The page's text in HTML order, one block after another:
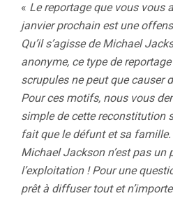
« Le reportage que vous vous
janvier prochain est une
Qu’il s’agisse de Michael
anonyme, ce type de
scrupules ne peut que causer
Pour ces motifs, nous vous
simple de cette reconstitution
fait que le défunt et sa famille.
Michael Jackson n’est pas un
l’exploitation ! Pour une
prêt à diffuser tout et